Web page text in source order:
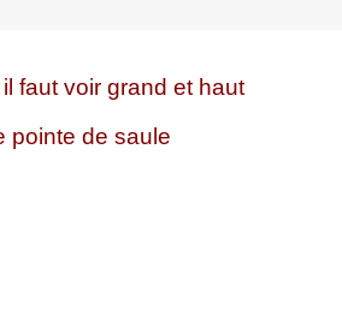
faut voir grand et haut
pointe de saule